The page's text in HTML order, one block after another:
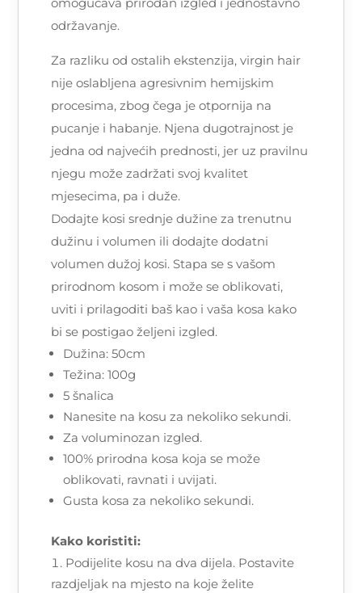
omogućava prirodan izgled i jednostavno
održavanje.
Za razliku od ostalih ekstenzija, virgin hair
nije oslabljena agresivnim hemijskim
procesima, zbog čega je otpornija na
pucanje i habanje. Njena dugotrajnost je
jedna od najvećih prednosti, jer uz pravilnu
njegu može zadržati svoj kvalitet
mjesecima, pa i duže.
Dodajte kosi srednje dužine za trenutnu
dužinu i volumen ili dodajte dodatni
volumen dužoj kosi. Stapa se s vašom
prirodnom kosom i može se oblikovati,
uviti i prilagoditi baš kao i vaša kosa kako
bi se postigao željeni izgled.
Dužina: 50cm
Težina: 100g
5 šnalica
Nanesite na kosu za nekoliko sekundi.
Za voluminozan izgled.
100% prirodna kosa koja se može
oblikovati, ravnati i uvijati.
Gusta kosa za nekoliko sekundi.
Kako koristiti:
Podijelite kosu na dva dijela. Postavite
razdjeljak na mjesto na koje želite